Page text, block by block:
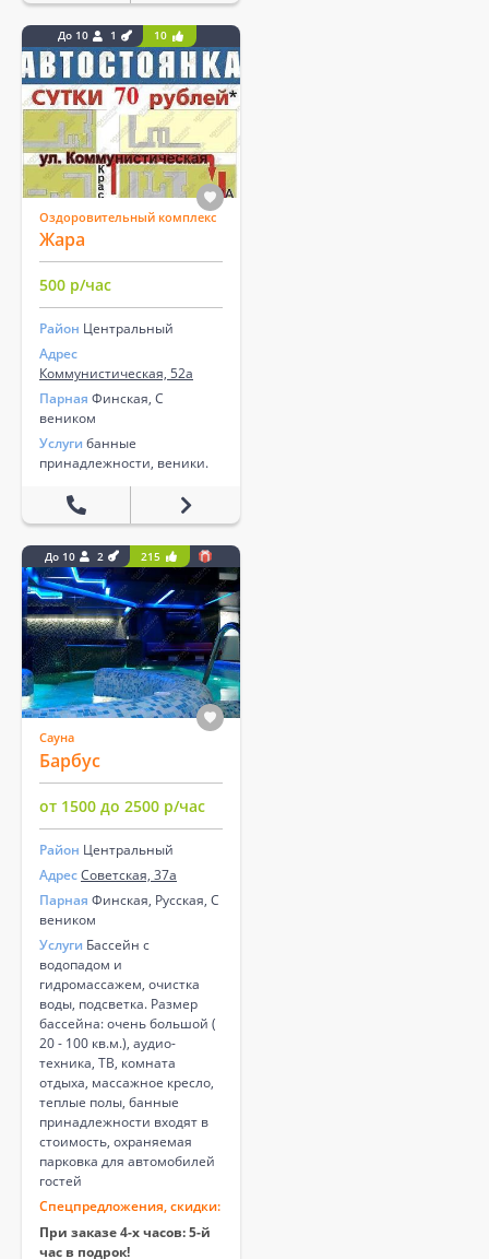
До 10 1 10
Оздоровительный комплекс
Жара
500 р/час
Район Центральный
Адрес
Коммунистическая, 52а
Парная Финская, С
веником
Услуги банные
принадлежности, веники.
До 10 2 215
Сауна
Барбус
от 1500 до 2500 р/час
Район Центральный
АдресСоветская, 37а
Парная Финская, Русская, С
веником
Услуги Бассейн с
водопадом и
гидромассажем, очистка
воды, подсветка. Размер
бассейна: очень большой (
20 - 100 кв.м.), аудио-
техника, ТВ, комната
отдыха, массажное кресло,
теплые полы, банные
принадлежности входят в
стоимость, охраняемая
парковка для автомобилей
гостей
Спецпредложения, скидки:
При заказе 4-х часов: 5-й
час в подрок!